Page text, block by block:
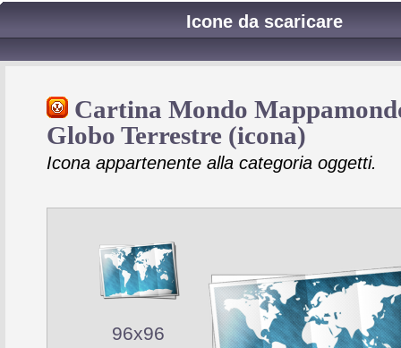
Icone da scaricare
Cartina Mondo
Globo Terrestre (icona)
Icona appartenente alla categoria oggetti.
96x96